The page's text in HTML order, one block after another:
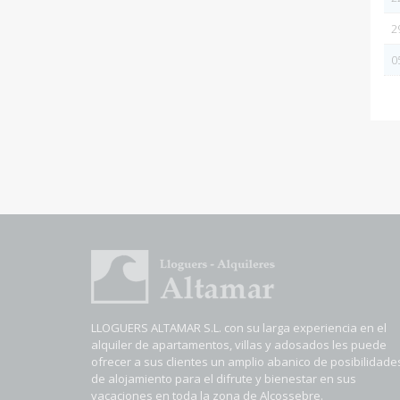
LLOGUERS ALTAMAR S.L. con su larga experiencia en el
alquiler de apartamentos, villas y adosados les puede
ofrecer a sus clientes un amplio abanico de
de alojamiento para el difrute y bienestar en sus
vacaciones en toda la zona de Alcossebre.